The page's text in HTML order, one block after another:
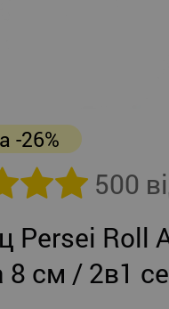
-26%
500
Persei Roll
8 см / 2в1